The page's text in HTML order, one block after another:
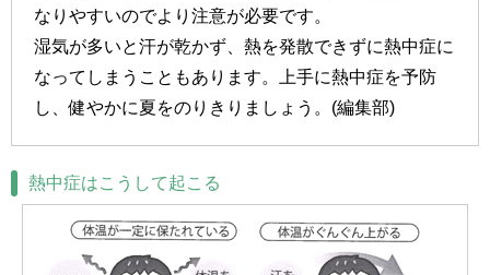
なりやすいのでより注意が必要です。
湿気が多いと汗が乾かず、熱を発散できずに熱中症に
なってしまうこともあります。上手に熱中症を予防
し、健やかに夏をのりきりましょう。(編集部)
熱中症はこうして起こる